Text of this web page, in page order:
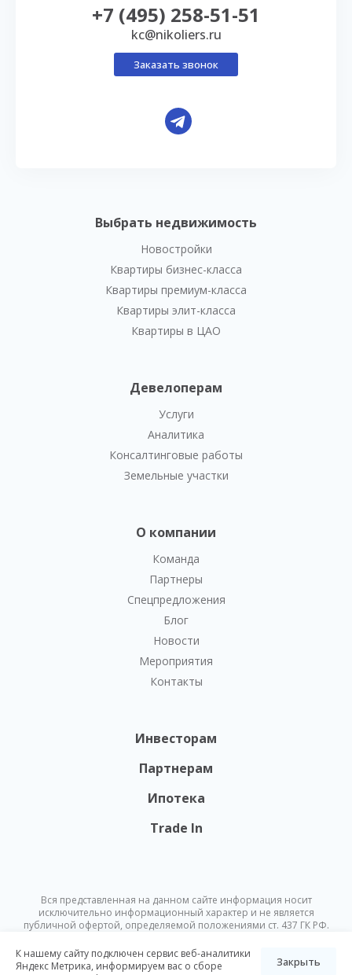
Выбрать недвижимость
Новостройки
Квартиры бизнес-класса
Квартиры премиум-класса
Квартиры элит-класса
Квартиры в ЦАО
Девелоперам
Услуги
Аналитика
Консалтинговые работы
Земельные участки
О компании
Команда
Партнеры
Спецпредложения
Блог
Новости
Мероприятия
Контакты
Инвесторам
Партнерам
Ипотека
Trade In
+7 (495) 258-51-51
kc@nikoliers.ru
Заказать звонок
Вся представленная на данном сайте информация носит
исключительно информационный характер и не является
публичной офертой, определяемой положениями ст. 437 ГК РФ.
изменена в любое время без предварительного уведомления.
К нашему сайту подключен сервис веб-аналитики
Яндекс Метрика, информируем вас о сборе
Закрыть